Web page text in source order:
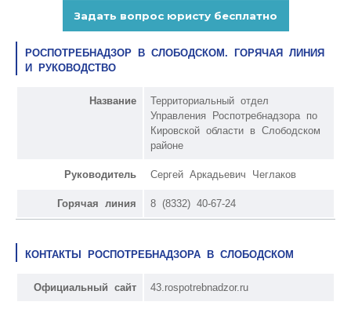
РОСПОТРЕБНАДЗОР В СЛОБОДСКОМ. ГОРЯЧАЯ ЛИНИЯ
И РУКОВОДСТВО
Название
Территориальный отдел
Управления Роспотребнадзора по
Кировской области в Слободском
районе
Руководитель Сергей Аркадьевич Чеглаков
Горячая линия 8 (8332) 40-67-24
КОНТАКТЫ РОСПОТРЕБНАДЗОРА В СЛОБОДСКОМ
Официальный сайт 43.rospotrebnadzor.ru